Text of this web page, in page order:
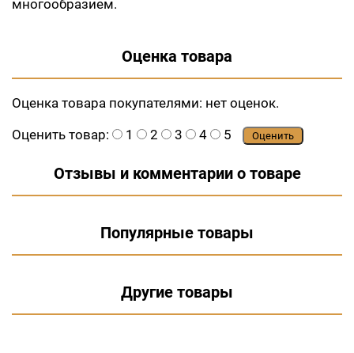
многообразием.
Оценка товара
Оценка товара покупателями: нет оценок.
Оценить товар:
1 2 3 4 5 Оценить
Отзывы и комментарии о товаре
Популярные товары
Другие товары